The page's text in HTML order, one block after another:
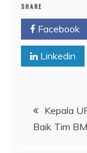
SHARE
Facebook
Linkedin
Navigasi
pos
Kepala
Baik Tim